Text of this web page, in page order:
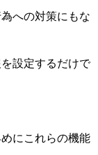
への対策にもな
設定するだけで
にこれらの機能